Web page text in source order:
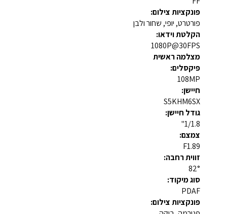
פונקציות צילום:
פורטרט, יופי, שחור ולבן
הקלטת וידאו:
1080P@30FPS
מצלמה ראשית
פיקסלים:
108MP
חיישן:
S5KHM6SX
גודל חיישן:
1/1.8"
צמצם:
F1.89
זווית רחבה:
82°
סוג מיקוד:
PDAF
פונקציות צילום: